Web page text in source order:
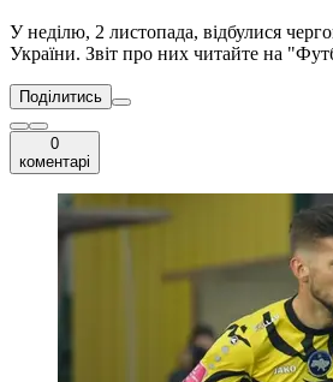
У неділю, 2 листопада, відбулися
України. Звіт про них читайте на
Поділитись
0
коментарі